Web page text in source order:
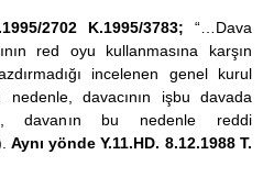
2702 K.1995/3783; “…Dava
red oyu kullanmasına karşın
incelenen genel kurul
nedenle, davacının işbu davada
davanın bu nedenle reddi
Aynı yönde Y.11.HD. 8.12.1988 T.